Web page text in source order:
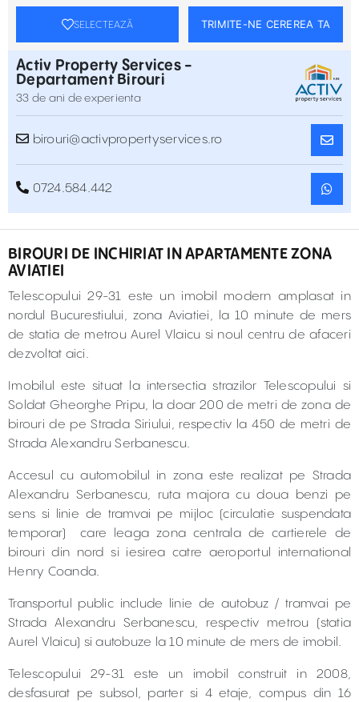
SELECTEAZĂ TRIMITE-NE CEREREA TA
Activ Property Services -
Departament Birouri
33 de ani de experienta
birouri@activpropertyservices.ro
0724.584.442
BIROURI DE INCHIRIAT IN APARTAMENTE ZONA
AVIATIEI
Telescopului 29-31 este un imobil modern amplasat in
nordul Bucurestiului, zona Aviatiei, la 10 minute de mers
de statia de metrou Aurel Vlaicu si noul centru de afaceri
dezvoltat aici.
Imobilul este situat la intersectia strazilor Telescopului si
Soldat Gheorghe Pripu, la doar 200 de metri de zona de
birouri de pe Strada Siriului, respectiv la 450 de metri de
Strada Alexandru Serbanescu.
Accesul cu automobilul in zona este realizat pe Strada
Alexandru Serbanescu, ruta majora cu doua benzi pe
sens si linie de tramvai pe mijloc (circulatie suspendata
temporar) care leaga zona centrala de cartierele de
birouri din nord si iesirea catre aeroportul international
Henry Coanda.
Transportul public include linie de autobuz / tramvai pe
Strada Alexandru Serbanescu, respectiv metrou (statia
Aurel Vlaicu) si autobuze la 10 minute de mers de imobil.
Telescopului 29-31 este un imobil construit in 2008,
desfasurat pe subsol, parter si 4 etaje, compus din 16